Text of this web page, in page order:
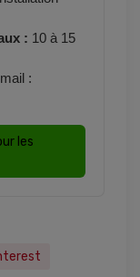
: 10 à 15
:
les